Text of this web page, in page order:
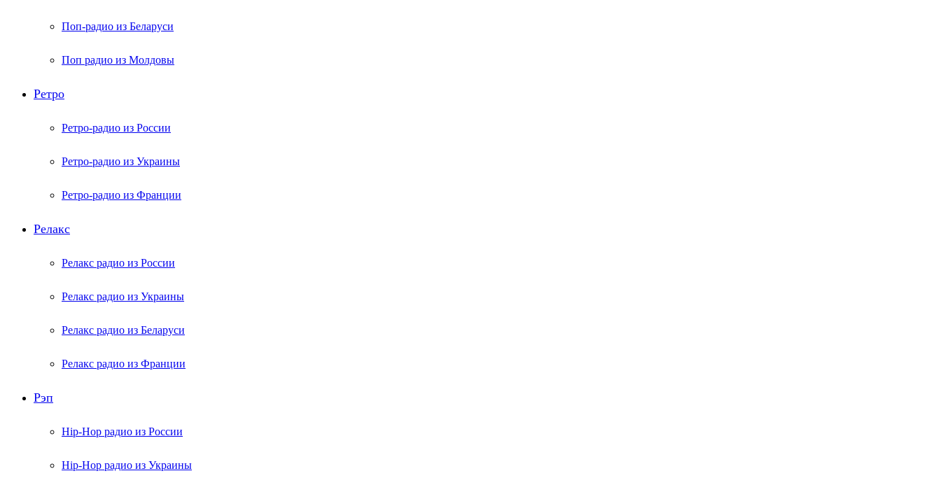
Поп-радио из Беларуси
Поп радио из Молдовы
Ретро
Ретро-радио из России
Ретро-радио из Украины
Ретро-радио из Франции
Релакс
Релакс радио из России
Релакс радио из Украины
Релакс радио из Беларуси
Релакс радио из Франции
Рэп
Hip-Hop радио из России
Hip-Hop радио из Украины